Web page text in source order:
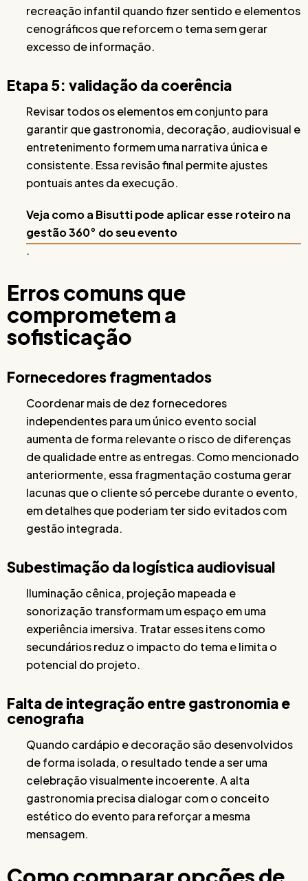
recreação infantil quando fizer sentido e elementos
cenográficos que reforcem o tema sem gerar
excesso de informação.
Etapa 5: validação da coerência
Revisar todos os elementos em conjunto para
garantir que gastronomia, decoração, audiovisual e
entretenimento formem uma narrativa única e
consistente. Essa revisão final permite ajustes
pontuais antes da execução.
Veja como a Bisutti pode aplicar esse roteiro na
gestão 360° do seu evento
.
Erros comuns que
comprometem a
sofisticação
Fornecedores fragmentados
Coordenar mais de dez fornecedores
independentes para um único evento social
aumenta de forma relevante o risco de diferenças
de qualidade entre as entregas. Como mencionado
anteriormente, essa fragmentação costuma gerar
lacunas que o cliente só percebe durante o evento,
em detalhes que poderiam ter sido evitados com
gestão integrada.
Subestimação da logística audiovisual
Iluminação cênica, projeção mapeada e
sonorização transformam um espaço em uma
experiência imersiva. Tratar esses itens como
secundários reduz o impacto do tema e limita o
potencial do projeto.
Falta de integração entre gastronomia e
cenografia
Quando cardápio e decoração são desenvolvidos
de forma isolada, o resultado tende a ser uma
celebração visualmente incoerente. A alta
gastronomia precisa dialogar com o conceito
estético do evento para reforçar a mesma
mensagem.